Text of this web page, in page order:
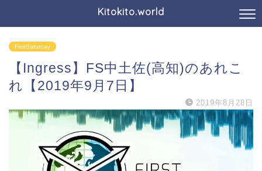
Kitokito.world
FirstSaturday
【Ingress】FS中土佐(高知)のあれこ
れ【2019年9月7日】
2019年8月28日